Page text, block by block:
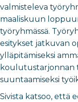
valmisteleva
maaliskuun
työryhmässä.
esitykset jatkuvan
ylläpitämiseksi
koulutustarjonnan
suuntaamiseksi
Sivista katsoo, että